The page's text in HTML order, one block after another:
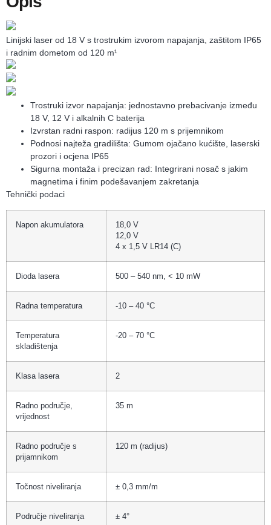
Linijski laser od 18 V s trostrukim izvorom napajanja, zaštitom IP65
i radnim dometom od 120 m¹
Trostruki izvor napajanja: jednostavno prebacivanje između
18 V, 12 V i alkalnih C baterija
Izvrstan radni raspon: radijus 120 m s prijemnikom
Podnosi najteža gradilišta: Gumom ojačano kućište, laserski
prozori i ocjena IP65
Sigurna montaža i precizan rad: Integrirani nosač s jakim
magnetima i finim podešavanjem zakretanja
Tehnički podaci
Napon akumulatora
18,0 V
12,0 V
4 x 1,5 V LR14 (C)
Dioda lasera 500 – 540 nm, < 10 mW
Radna temperatura -10 – 40 °C
Temperatura
skladištenja
-20 – 70 °C
Klasa lasera 2
Radno područje,
vrijednost
35 m
Radno područje s
prijamnikom
120 m (radijus)
Točnost niveliranja ± 0,3 mm/m
Područje niveliranja ± 4°